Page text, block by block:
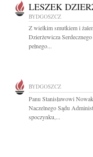
LESZEK
BYDGOSZCZ
Z wielkim smutkiem i
Dzierżewicza
pełnego...
BYDGOSZCZ
Panu Stanisławowi
Naczelnego Sądu
spoczynku,...